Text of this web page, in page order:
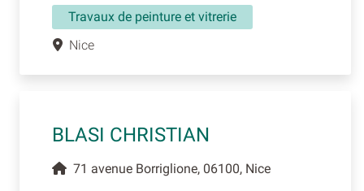
Travaux de peinture et vitrerie
Nice
BLASI CHRISTIAN
71 avenue Borriglione, 06100, Nice